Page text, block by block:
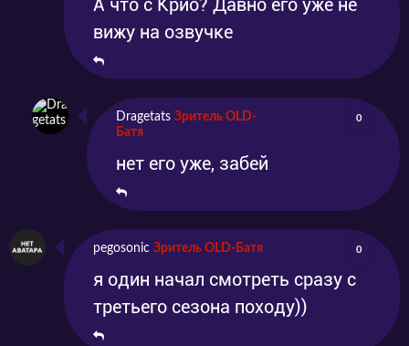
вижу на озвучке
Dragetats Зритель OLD-
Батя
0
нет его уже, забей
pegosonic Зритель OLD-Батя 0
я один начал смотреть сразу с
третьего сезона походу))